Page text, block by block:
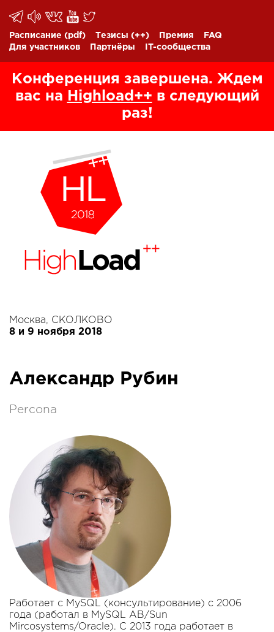
Расписание (pdf) Тезисы (++) Премия
FAQ
Для участников
Партнёры IT-сообщества
Конференция завершена. Ждем
вас на Highload++ в следующий
раз!
Москва, СКОЛКОВО
8 и 9 ноября 2018
Александр Рубин
Percona
Работает с MySQL (консультирование) c 2006
года (работал в MySQL AB/Sun
Mircosystems/Oracle). С 2013 года работает в